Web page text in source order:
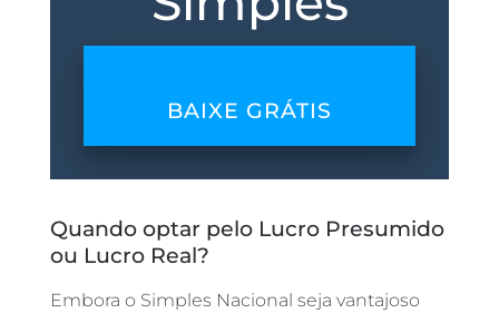
BAIXE GRÁTIS
Quando optar pelo Lucro Presumido
ou Lucro Real?
Embora o Simples Nacional seja vantajoso